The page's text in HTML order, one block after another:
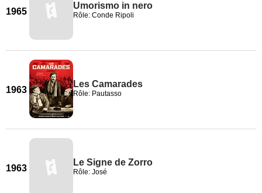
1965
Umorismo in nero
Rôle: Conde Ripoli
1963
Les Camarades
Rôle: Pautasso
1963
Le Signe de Zorro
Rôle: José